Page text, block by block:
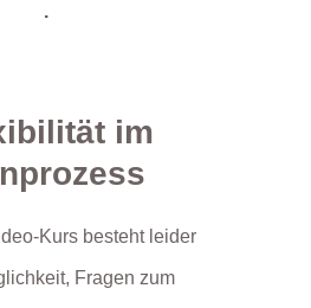
.
im
Kurs besteht leider
Fragen zum